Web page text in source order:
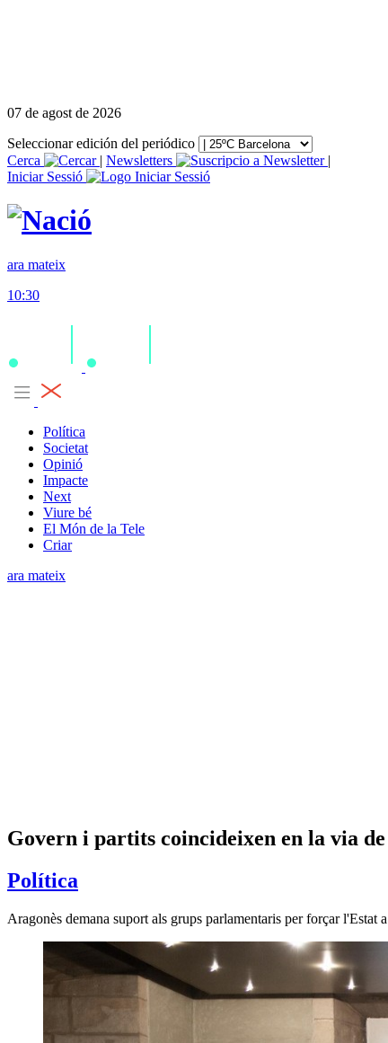
07 de agost de 2026
Seleccionar edición del periódico
Cerca
| Newsletters
|
Iniciar Sessió
ara mateix
10:30
Política
Societat
Opinió
Impacte
Next
Viure bé
El Món de la Tele
Criar
ara mateix
Govern i partits coincideixen en la via
Política
Aragonès demana suport als grups parlamentaris per forçar